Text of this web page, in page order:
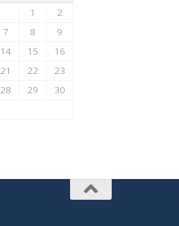
1
2
7 8
9
14 15
16
21 22
23
28 29
30